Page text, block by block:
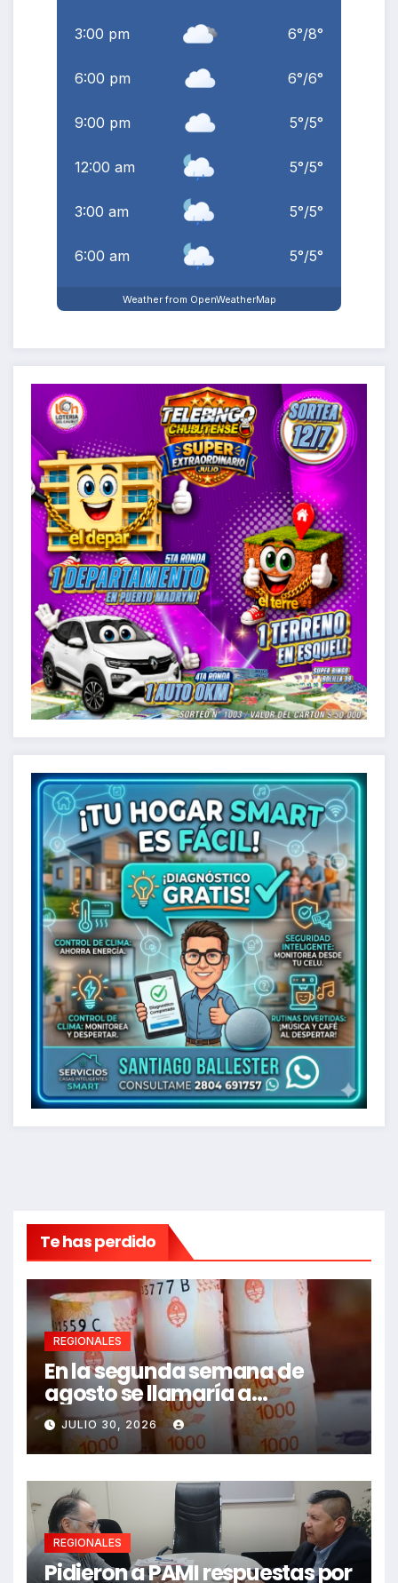
3:00 pm 6°/8°
6:00 pm 6°/6°
9:00 pm 5°/5°
12:00 am 5°/5°
3:00 am 5°/5°
6:00 am 5°/5°
Weather from OpenWeatherMap
Te has perdido
REGIONALES
En la segunda semana de
agosto se llamaría a
paritarias
JULIO 30, 2026
REGIONALES
Pidieron a PAMI respuestas por